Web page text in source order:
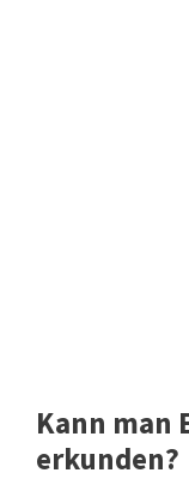
Kann man
erkunden?